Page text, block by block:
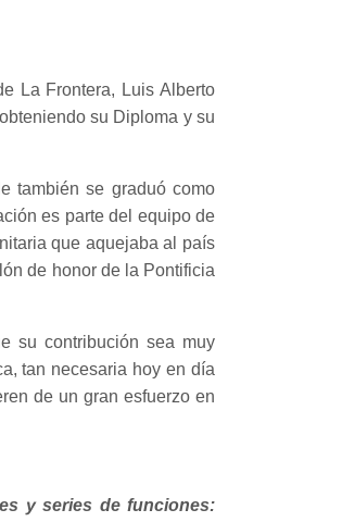
La Frontera, Luis Alberto
su Diploma y su
también se graduó como
es parte del equipo de
que aquejaba al país
de honor de la Pontificia
su contribución sea muy
tan necesaria hoy en día
de un gran esfuerzo en
y series de funciones: